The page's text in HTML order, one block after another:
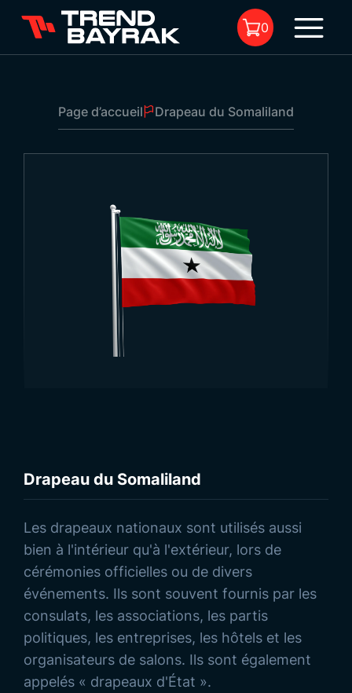
Drapeau du Somaliland
Type de tissu et
impression:
0
Page d’accueil Drapeau du Somaliland
Drapeau du Somaliland
Les drapeaux nationaux sont utilisés aussi
bien à l'intérieur qu'à l'extérieur, lors de
cérémonies officielles ou de divers
événements. Ils sont souvent fournis par les
consulats, les associations, les partis
politiques, les entreprises, les hôtels et les
organisateurs de salons. Ils sont également
appelés « drapeaux d'État ».
panier.
Découvrez nos Produits